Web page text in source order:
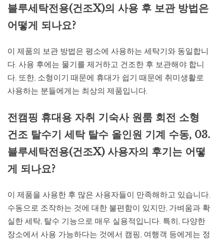
블루세탁전용(건조X)의 사용 후 보관 방법은
어떻게 되나요?
이 제품의 보관 방법은 평소에 사용하는 세탁기와 동일합니
다. 사용 후에는 물기를 제거하고 건조한 후 보관해야 합니
다. 또한, 소형이기 때문에 휴대가 쉽기 때문에 취미생활로
사용하는 분들에게는 최상의 제품입니다.
전캠핑 휴대용 자취 기숙사 원룸 회전 소형
건조 탈수기 세탁 탈수 올인원 기계 수동, 03.
블루세탁전용(건조X) 사용자의 후기는 어떻
게 되나요?
이 제품을 사용한 후 많은 사용자들이 만족해하고 있습니다.
수동으로 조작하는 것에 대한 불편함이 있지만, 가벼움과 확
실한 세탁, 탈수 기능으로 매우 실용적입니다. 특히, 다양한
장소에서 사용 가능하다는 것에서 캠핑, 여행객 등에게는 정